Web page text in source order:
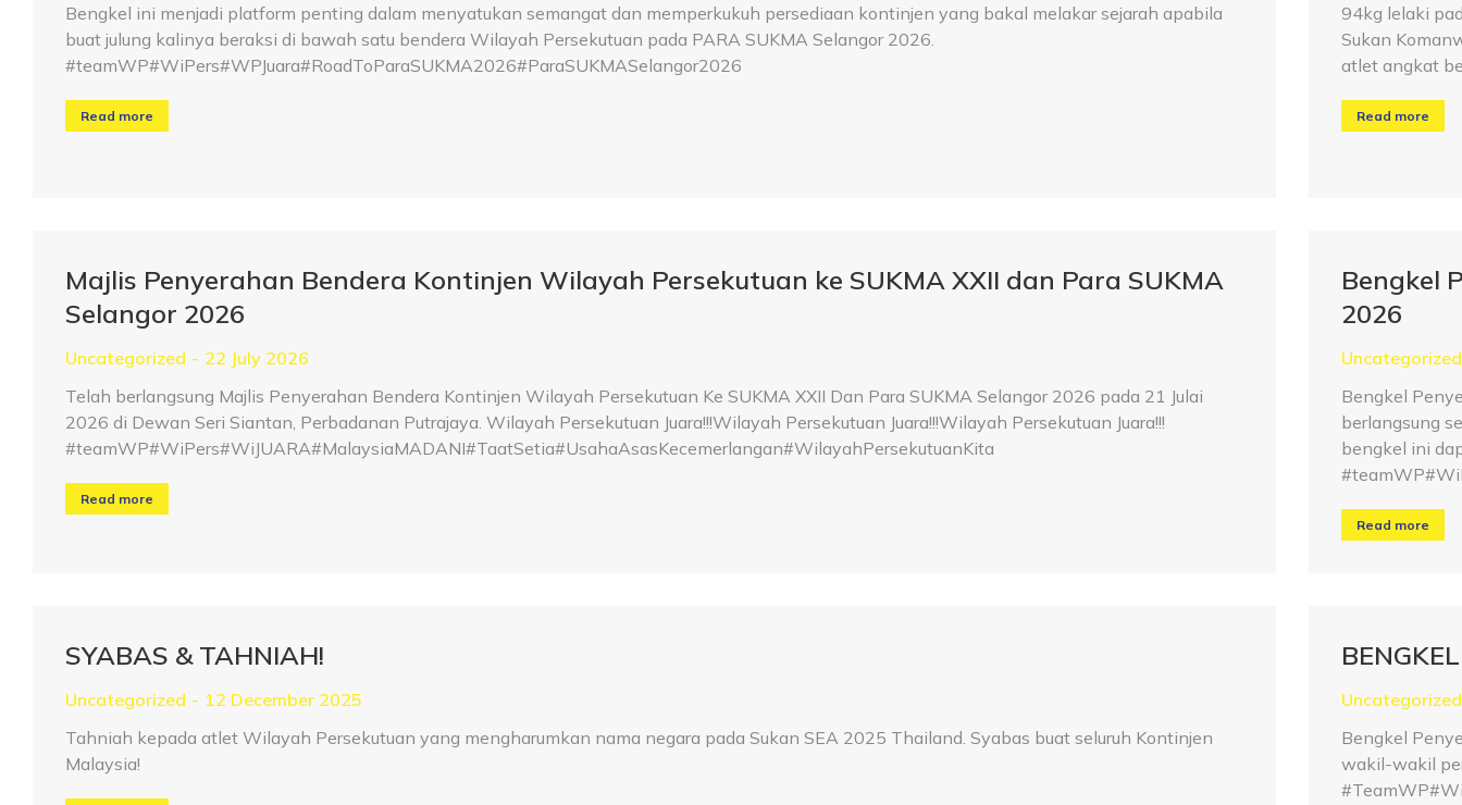
Bengkel ini menjadi platform penting dalam menyatukan semangat dan memperkukuh persediaan kontinjen yang bakal melakar sejarah apabila
buat julung kalinya beraksi di bawah satu bendera Wilayah Persekutuan pada PARA SUKMA Selangor 2026.
#teamWP#WiPers#WPJuara#RoadToParaSUKMA2026#ParaSUKMASelangor2026
Read more
94kg lelaki
Sukan
atlet angkat
Read more
Majlis Penyerahan Bendera Kontinjen Wilayah Persekutuan ke SUKMA XXII dan Para SUKMA
Selangor 2026
Uncategorized
22 July 2026
Telah berlangsung Majlis Penyerahan Bendera Kontinjen Wilayah Persekutuan Ke SUKMA XXII Dan Para SUKMA Selangor 2026 pada 21 Julai
2026 di Dewan Seri Siantan, Perbadanan Putrajaya. Wilayah Persekutuan Juara!!!Wilayah Persekutuan Juara!!!Wilayah Persekutuan Juara!!!
#teamWP#WiPers#WiJUARA#MalaysiaMADANI#TaatSetia#UsahaAsasKecemerlangan#WilayahPersekutuanKita
Read more
Bengkel
2026
Uncategorized
Bengkel
berlangsung
bengkel ini
Read more
SYABAS & TAHNIAH!
Uncategorized
12 December 2025
Tahniah kepada atlet Wilayah Persekutuan yang mengharumkan nama negara pada Sukan SEA 2025 Thailand. Syabas buat seluruh Kontinjen
Malaysia!
Uncategorized
Bengkel
wakil-wakil